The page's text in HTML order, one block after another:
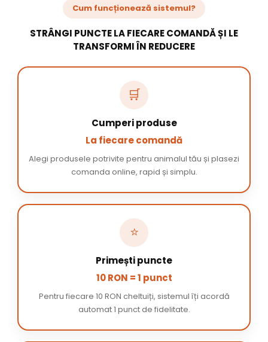
Cum funcționează sistemul?
STRÂNGI PUNCTE LA FIECARE COMANDĂ ȘI LE
TRANSFORMI ÎN REDUCERE
🛒
Cumperi produse
La fiecare comandă
Alegi produsele potrivite pentru animalul tău și plasezi
comanda online, rapid și simplu.
⭐
Primești puncte
10 RON = 1 punct
Pentru fiecare 10 RON cheltuiți, sistemul îți acordă
automat 1 punct de fidelitate.